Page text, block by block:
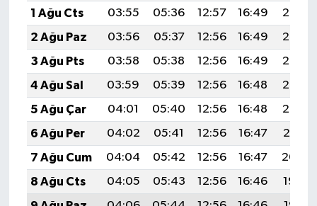
1 Ağu Cts
03:55 05:36 12:57 16:49
20:07
2 Ağu Paz
03:56 05:37 12:56 16:49
20:06
3 Ağu Pts
03:58 05:38 12:56 16:49
20:05
4 Ağu Sal
03:59 05:39 12:56 16:48
20:03
5 Ağu Çar
04:01 05:40 12:56 16:48
20:02
6 Ağu Per
04:02 05:41 12:56 16:47
20:01
7 Ağu Cum
04:04 05:42 12:56 16:47
20:00
8 Ağu Cts
04:05 05:43 12:56 16:46
19:59